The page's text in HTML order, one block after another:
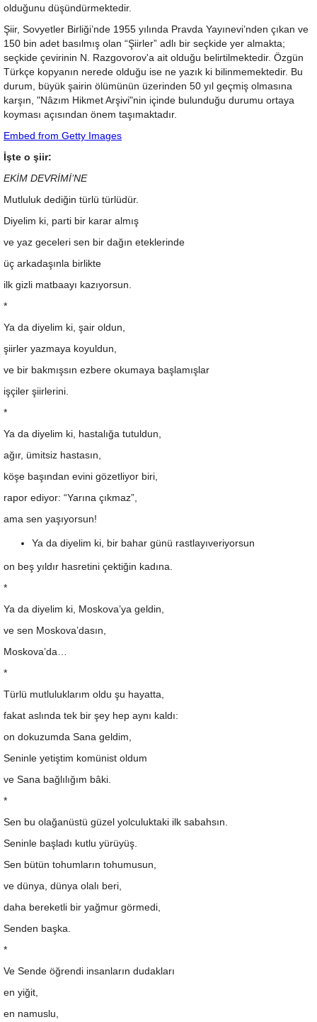
olduğunu düşündürmektedir.
Şiir, Sovyetler Birliği’nde 1955 yılında Pravda Yayınevi’nden çıkan ve
150 bin adet basılmış olan “Şiirler” adlı bir seçkide yer almakta;
seçkide çevirinin N. Razgovorov'a ait olduğu belirtilmektedir. Özgün
Türkçe kopyanın nerede olduğu ise ne yazık ki bilinmemektedir. Bu
durum, büyük şairin ölümünün üzerinden 50 yıl geçmiş olmasına
karşın, "Nâzım Hikmet Arşivi"nin içinde bulunduğu durumu ortaya
koyması açısından önem taşımaktadır.
Embed from Getty Images
İşte o şiir:
EKİM DEVRİMİ’NE
Mutluluk dediğin türlü türlüdür.
Diyelim ki, parti bir karar almış
ve yaz geceleri sen bir dağın eteklerinde
üç arkadaşınla birlikte
ilk gizli matbaayı kazıyorsun.
*
Ya da diyelim ki, şair oldun,
şiirler yazmaya koyuldun,
ve bir bakmışsın ezbere okumaya başlamışlar
işçiler şiirlerini.
*
Ya da diyelim ki, hastalığa tutuldun,
ağır, ümitsiz hastasın,
köşe başından evini gözetliyor biri,
rapor ediyor: “Yarına çıkmaz”,
ama sen yaşıyorsun!
Ya da diyelim ki, bir bahar günü rastlayıveriyorsun
on beş yıldır hasretini çektiğin kadına.
*
Ya da diyelim ki, Moskova’ya geldin,
ve sen Moskova’dasın,
Moskova’da…
*
Türlü mutluluklarım oldu şu hayatta,
fakat aslında tek bir şey hep aynı kaldı:
on dokuzumda Sana geldim,
Seninle yetiştim komünist oldum
ve Sana bağlılığım bâki.
*
Sen bu olağanüstü güzel yolculuktaki ilk sabahsın.
Seninle başladı kutlu yürüyüş.
Sen bütün tohumların tohumusun,
ve dünya, dünya olalı beri,
daha bereketli bir yağmur görmedi,
Senden başka.
*
Ve Sende öğrendi insanların dudakları
en yiğit,
en namuslu,